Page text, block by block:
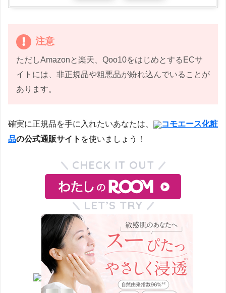
注意
ただしAmazonと楽天、Qoo10をはじめとするECサ
イトには、非正規品や粗悪品が紛れ込んでいることが
あります。
確実に正規品を手に入れたいあなたは、
コモエース化粧
品の公式通販サイト を使いましょう！
CHECK IT OUT
LET’S TRY